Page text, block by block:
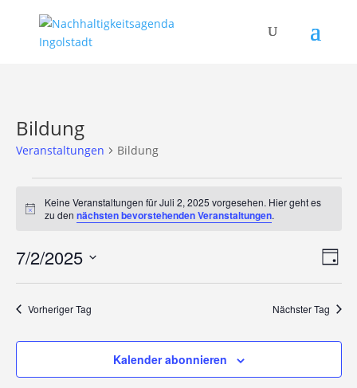
Bildung
Veranstaltungen Bildung
Veranstaltungen
für
2,
2025
Hinweis
Keine Veranstaltungen für Juli 2, 2025 vorgesehen. Hier geht es
zu den nächsten bevorstehenden Veranstaltungen.
Tag
7/2/2025
Vorheriger Tag Nächster Tag
Kalender abonnieren